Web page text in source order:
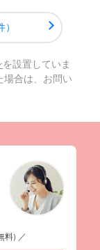
を設置していま
場合は、お問い
料) ／